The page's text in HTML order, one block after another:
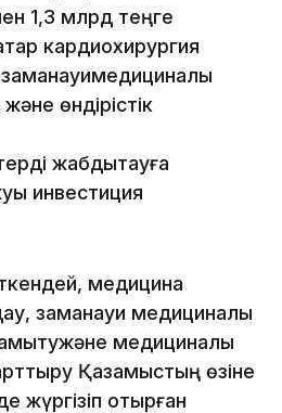
1,3 млрд теңге
кардиохирургия
өндірістік
жабдықтауға
инвестиция
медицина
заманауи медициналық
медициналық
Қазақмыстың өзіне
жүргізіп отырған